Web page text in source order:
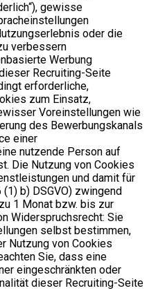
gewisse
oder die
verbessern
Werbung
Recruiting-Seite
erforderliche,
zum Einsatz,
Voreinstellungen wie
des Bewerbungskanals
einer
nutzende Person auf
Die Nutzung von Cookies
und damit für
b) DSGVO) zwingend
1 Monat bzw. bis zur
Widerspruchsrecht: Sie
selbst bestimmen,
Nutzung von Cookies
Sie, dass eine
eingeschränkten oder
dieser Recruiting-Seite